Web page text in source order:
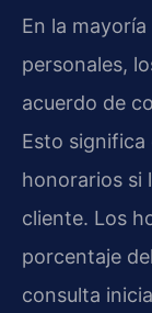
En la
personales,
acuerdo de
Esto significa
honorarios si
cliente. Los
porcentaje
consulta